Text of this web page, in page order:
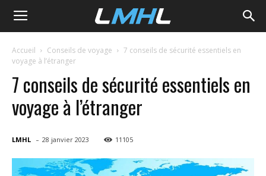
LMHL
Accueil Conseils de voyage
7 conseils de sécurité essentiels en
voyage à l’étranger
7 conseils de sécurité essentiels en
voyage à l’étranger
LMHL - 28 janvier 2023 11105